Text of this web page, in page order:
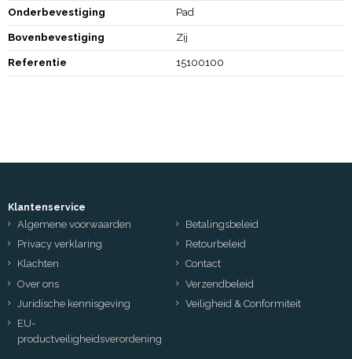
Onderbevestiging Pad
Bovenbevestiging Zij
Referentie 15100100
Klantenservice
Algemene voorwaarden
Betalingsbeleid
Privacy verklaring
Retourbeleid
Klachten
Contact
Over ons
Verzendbeleid
Juridische kennisgeving
Veiligheid & Conformiteit
EU-
productveiligheidsverordening